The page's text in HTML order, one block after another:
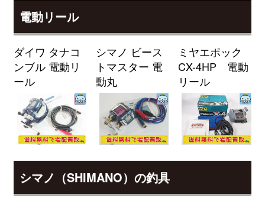
スター 1000 未使用
釣具買取クーポン
turi20260405（2026/04/30迄）
ダイワ ロッド モアザン
89M/MH・J 未使用
釣具買取クーポンg-
turi20260401（2026/04/30迄）
27,500円
2026/04/04
ダイワ ロッド 22 モアザン ブラン
ジーノ EX AGS 93L/M-S 未使用
釣具買取クーポン
g-
turi20260402（2026/04/30迄）
25,000円
2026/04/04
ダイワ ロッド モアザン ブランジ
ーノ EX AGS 97ML/M 未使用
電動リール
ダイワ タナコ
ンブル 電動リ
ール
シマノ ビース
トマスター 電
動丸
ミヤエポック
CX-4HP 電動
リール
シマノ（SHIMANO）の釣具